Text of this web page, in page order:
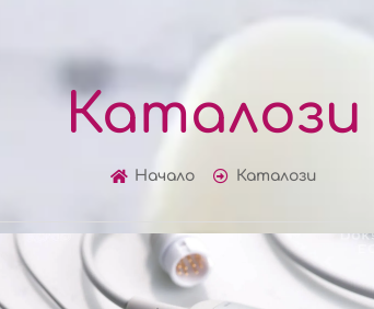
Каталози
Начало Каталози